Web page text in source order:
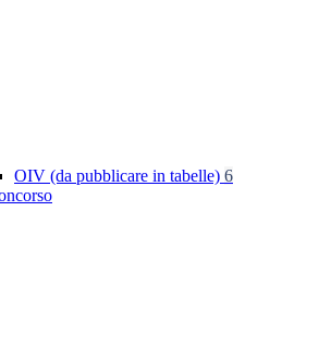
OIV (da pubblicare in tabelle) 6